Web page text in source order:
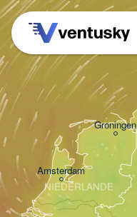
Amsterdam
Groningen
NIEDERLANDE